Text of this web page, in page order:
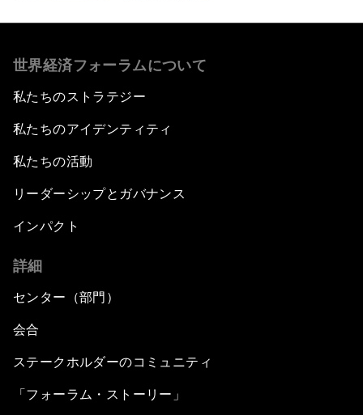
世界経済フォーラムについて
私たちのストラテジー
私たちのアイデンティティ
私たちの活動
リーダーシップとガバナンス
インパクト
詳細
センター（部門）
会合
ステークホルダーのコミュニティ
「フォーラム・ストーリー」